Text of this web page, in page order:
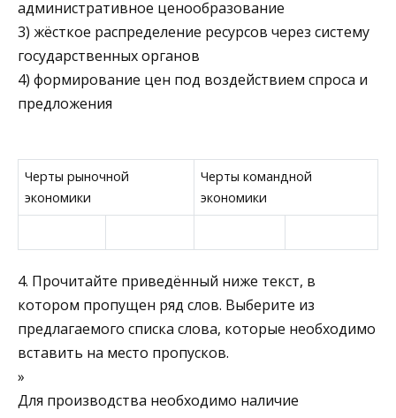
административное ценообразование
3) жёсткое распределение ресурсов через систему
государ­ственных органов
4) формирование цен под воздействием спроса и
предло­жения
Черты рыночной
экономики
Черты командной
экономики
4. Прочитайте приведённый ниже текст, в
котором пропу­щен ряд слов. Выберите из
предлагаемого списка слова, которые необхо­димо
вставить на место пропусков.
»
Для производства необходимо наличие